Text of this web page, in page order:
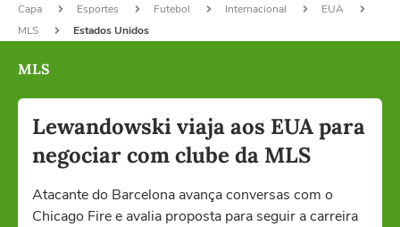
Capa Esportes Futebol Internacional
EUA
MLS
Estados Unidos
MLS
Lewandowski viaja aos EUA para
negociar com clube da MLS
Atacante do Barcelona avança conversas com o
Chicago Fire e avalia proposta para seguir a carreira